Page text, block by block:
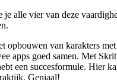
alle vier van deze
opbouwen van karakters
apps goed samen. Met
een succesformule. Hier
Geniaal!